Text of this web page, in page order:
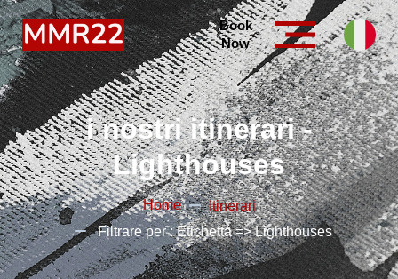
Book
Now
i nostri itinerari -
Lighthouses
Home
Itinerari
Filtrare per : Etichetta => Lighthouses